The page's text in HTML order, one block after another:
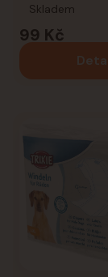
99 Kč
Skladem